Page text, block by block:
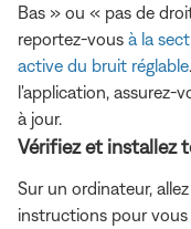
Bas » ou « pas de
reportez-vous à la
active du bruit réglable
l'application, assurez-
à jour.
Vérifiez et installez
Sur un ordinateur,
instructions pour